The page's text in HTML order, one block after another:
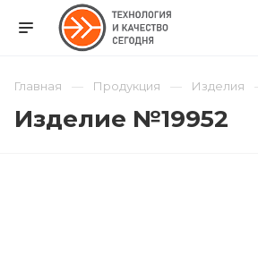
Главная Продукция Изделия
Изделие №19952